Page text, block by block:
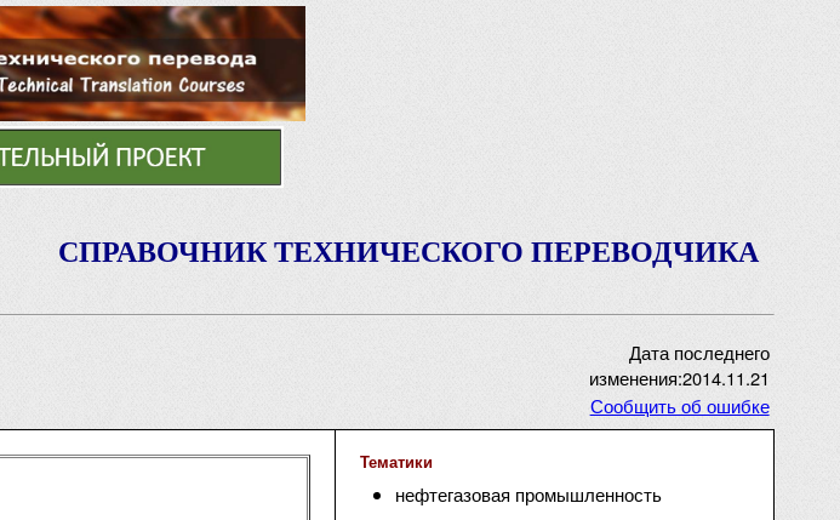
СПРАВОЧНИК ТЕХНИЧЕСКОГО ПЕРЕВОДЧИКА
Дата последнего
изменения:2014.11.21
Сообщить об ошибке
Тематики
нефтегазовая промышленность